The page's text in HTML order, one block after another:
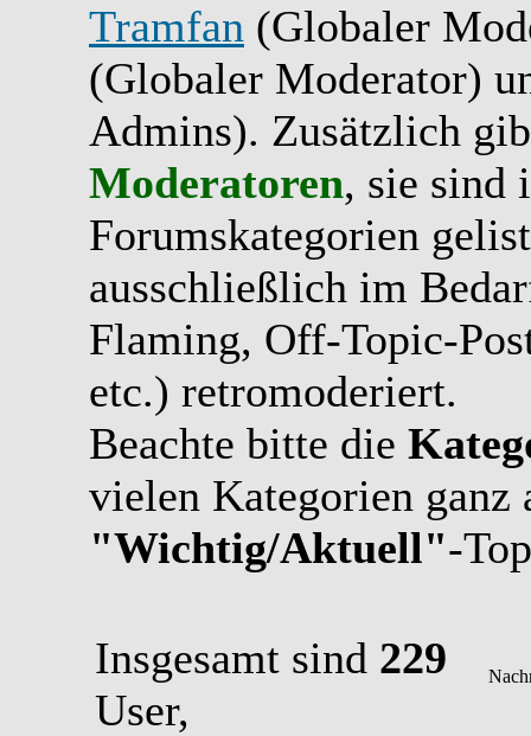
Tramfan (Globaler
(Globaler Moderator)
Admins). Zusätzlich
Moderatoren, sie sind
Forumskategorien
ausschließlich im
Flaming, Off-Topic-
etc.) retromoderiert.
Beachte bitte die
vielen Kategorien ganz
"Wichtig/Aktuell"-
Insgesamt sind 229
User,